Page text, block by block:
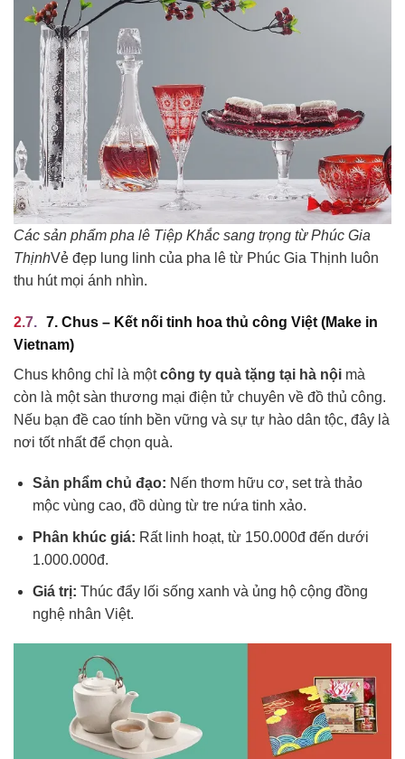
Các sản phẩm pha lê Tiệp Khắc sang trọng từ Phúc Gia
ThịnhVẻ đẹp lung linh của pha lê từ Phúc Gia Thịnh luôn
thu hút mọi ánh nhìn.
7. Chus – Kết nối tinh hoa thủ công Việt (Make in
Vietnam)
Chus không chỉ là mộtcông ty quà tặng tại hà nội mà
còn là một sàn thương mại điện tử chuyên về đồ thủ công.
Nếu bạn đề cao tính bền vững và sự tự hào dân tộc, đây là
nơi tốt nhất để chọn quà.
Sản phẩm chủ đạo: Nến thơm hữu cơ, set trà thảo
mộc vùng cao, đồ dùng từ tre nứa tinh xảo.
Phân khúc giá: Rất linh hoạt, từ 150.000đ đến dưới
1.000.000đ.
Giá trị: Thúc đẩy lối sống xanh và ủng hộ cộng đồng
nghệ nhân Việt.